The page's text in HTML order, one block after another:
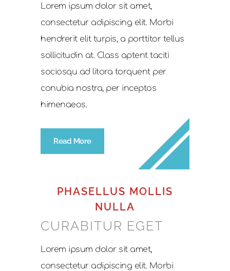
Lorem ipsum dolor sit amet,
consectetur adipiscing elit. Morbi
hendrerit elit turpis, a porttitor tellus
sollicitudin at. Class aptent taciti
sociosqu ad litora torquent per
conubia nostra, per inceptos
himenaeos.
Read More
PHASELLUS MOLLIS
NULLA
CURABITUR EGET
Lorem ipsum dolor sit amet,
consectetur adipiscing elit. Morbi